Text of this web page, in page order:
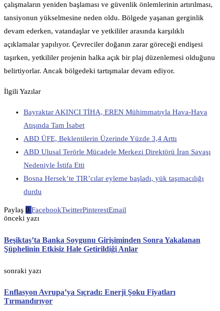
çalışmaların yeniden başlaması ve güvenlik önlemlerinin artırılması,
tansiyonun yükselmesine neden oldu. Bölgede yaşanan gerginlik
devam ederken, vatandaşlar ve yetkililer arasında karşılıklı
açıklamalar yapılıyor. Çevreciler doğanın zarar göreceği endişesi
taşırken, yetkililer projenin halka açık bir plaj düzenlemesi olduğunu
belirtiyorlar. Ancak bölgedeki tartışmalar devam ediyor.
İlgili Yazılar
Bayraktar AKINCI TİHA, EREN Mühimmatıyla Hava-Hava
Atışında Tam İsabet
ABD ÜFE, Beklentilerin Üzerinde Yüzde 3,4 Arttı
ABD Ulusal Terörle Mücadele Merkezi Direktörü İran Savaşı
Nedeniyle İstifa Etti
Bosna Hersek’te TIR’cılar eyleme başladı, yük taşımacılığı
durdu
Paylaş 0 FacebookTwitterPinterestEmail
önceki yazı
Beşiktaş’ta Banka Soygunu Girişiminden Sonra Yakalanan
Şüphelinin Etkisiz Hale Getirildiği Anlar
sonraki yazı
Enflasyon Avrupa’ya Sıçradı: Enerji Şoku Fiyatları
Tırmandırıyor